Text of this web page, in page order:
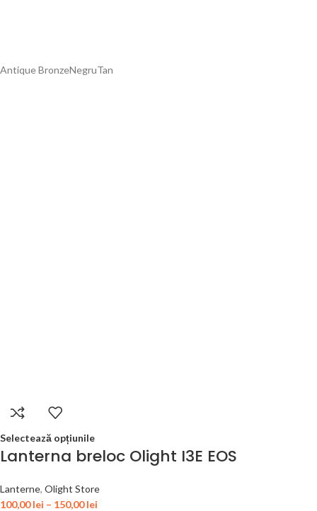
Antique BronzeNegruTan
Selectează opțiunile
Lanterna breloc Olight I3E EOS
Lanterne, Olight Store
100,00lei – 150,00lei